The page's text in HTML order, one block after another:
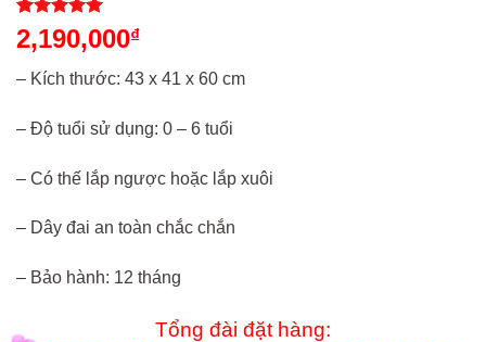
5trên 5
dựa trên
1
2,190,000₫
– Kích thước: 43 x 41 x 60 cm
– Độ tuổi sử dụng: 0 – 6 tuổi
– Có thế lắp ngược hoặc lắp xuôi
– Dây đai an toàn chắc chắn
– Bảo hành: 12 tháng
Tổng đài đặt hàng: